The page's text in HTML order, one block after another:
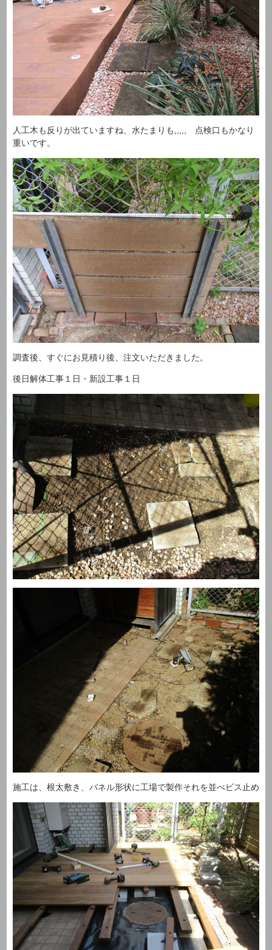
人工木も反りが出ていますね、水たまりも,,,,, 点検口もかなり
重いです。
調査後、すぐにお見積り後、注文いただきました。
後日解体工事１日・新設工事１日
施工は、根太敷き、パネル形状に工場で製作それを並べビス止め